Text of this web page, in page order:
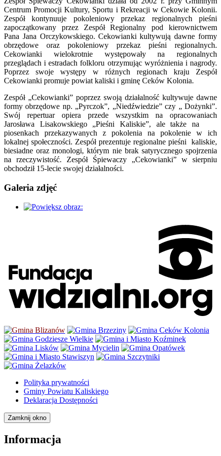
Centrum Promocji Kultury, Sportu i Rekreacji w Cekowie Kolonii.
Zespół kontynuuje pokoleniowy przekaz regionalnych pieśni
zapoczątkowany przez Zespół Regionalny pod kierownictwem
Pana Jana Orczykowskiego. Cekowianki kultywują dawne formy
obrzędowe oraz pokoleniowy przekaz pieśni regionalnych.
Cekowianki wielokrotnie występowały na regionalnych
przeglądach i estradach folkloru otrzymując wyróżnienia i nagrody.
Poprzez swoje występy w różnych regionach kraju Zespół
Cekowianki promuje powiat kaliski i gminę Ceków Kolonia.
Zespół „Cekowianki” poprzez swoją działalność kultywuje dawne
formy obrzędowe np. „Pyrczok”, „Niedźwiedzie” czy „ Dożynki”.
Swój repertuar opiera przede wszystkim na opracowaniach
Jarosława Lisakowskiego „Pieśni Kaliskie”, ale także na
piosenkach przekazywanych z pokolenia na pokolenie w ich
lokalnej społeczności. Zespół prezentuje regionalne pieśni kaliskie,
biesiadne oraz monologi, którym nie brak satyrycznego spojrzenia
na rzeczywistość. Zespół Śpiewaczy „Cekowianki” w sierpniu
obchodził 15-lecie swojej działalności.
Galeria zdjęć
Polityka prywatności
Gminy Powiatu Kaliskiego
Deklaracja Dostępności
Zamknij okno
Informacja